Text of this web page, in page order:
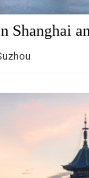
Shanghai